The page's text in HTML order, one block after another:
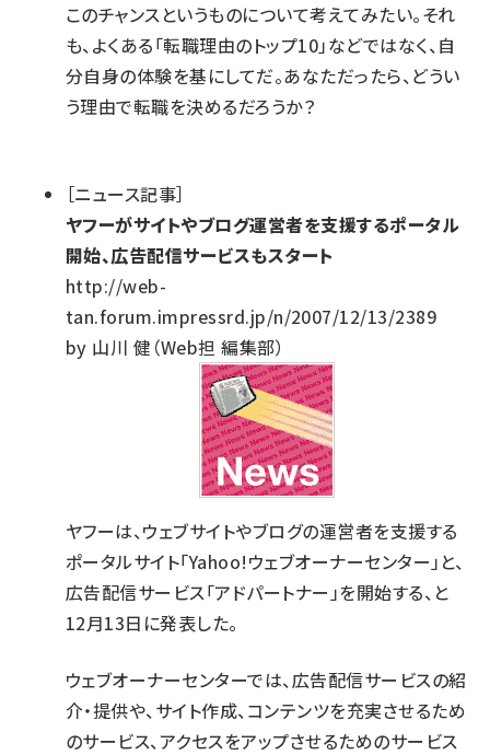
このチャンスというものについて考えてみたい。それ
も、よくある「転職理由のトップ10」などではなく、自
分自身の体験を基にしてだ。あなただったら、どうい
う理由で転職を決めるだろうか？
［ニュース記事］
ヤフーがサイトやブログ運営者を支援するポータル
開始、広告配信サービスもスタート
http://web-
tan.forum.impressrd.jp/n/2007/12/13/2389
by 山川 健（Web担 編集部）
ヤフーは、ウェブサイトやブログの運営者を支援する
ポータルサイト「Yahoo!ウェブオーナーセンター」と、
広告配信サービス「アドパートナー」を開始する、と
12月13日に発表した。
ウェブオーナーセンターでは、広告配信サービスの紹
介・提供や、サイト作成、コンテンツを充実させるため
のサービス、アクセスをアップさせるためのサービス